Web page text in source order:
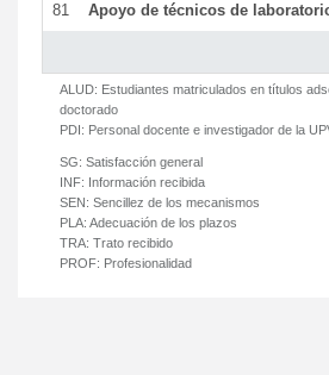
81 Apoyo de técnicos de
ALUD: Estudiantes matriculados en títulos
doctorado
PDI: Personal docente e investigador de la
SG: Satisfacción general
INF: Información recibida
SEN: Sencillez de los mecanismos
PLA: Adecuación de los plazos
TRA: Trato recibido
PROF: Profesionalidad